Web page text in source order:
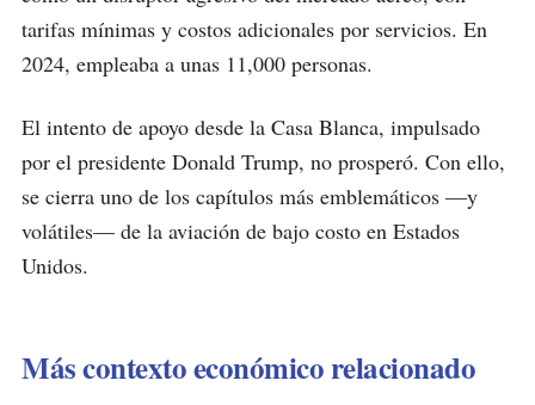
tarifas mínimas y costos adicionales por servicios. En
2024, empleaba a unas 11,000 personas.
El intento de apoyo desde la Casa Blanca, impulsado
por el presidente Donald Trump, no prosperó. Con ello,
se cierra uno de los capítulos más emblemáticos —y
volátiles— de la aviación de bajo costo en Estados
Unidos.
Más contexto económico relacionado